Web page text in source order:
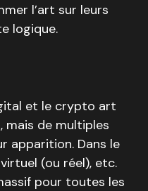
l’art sur leurs
logique.
et le crypto art
mais de multiples
apparition. Dans le
(ou réel), etc.
pour toutes les